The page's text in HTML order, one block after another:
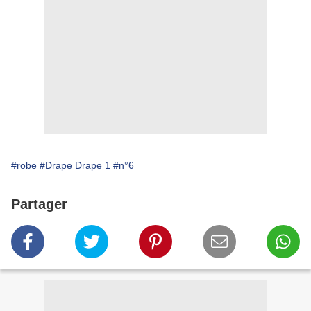
#robe #Drape Drape 1 #n°6
Partager